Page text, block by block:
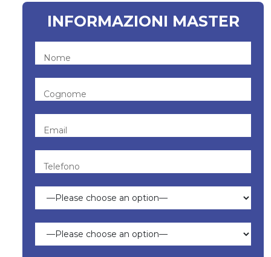
INFORMAZIONI MASTER
Nome
Cognome
Email
Telefono